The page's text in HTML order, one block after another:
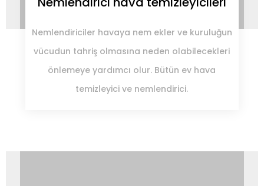
Nemlendiriciler havaya nem ekler ve kuruluğun
vücudun tahriş olmasına neden olabilecekleri
önlemeye yardımcı olur. Bütün ev hava
temizleyici ve nemlendirici.